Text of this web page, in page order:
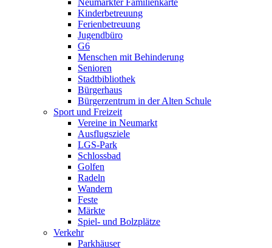
Neumarkter Familienkarte
Kinderbetreuung
Ferienbetreuung
Jugendbüro
G6
Menschen mit Behinderung
Senioren
Stadtbibliothek
Bürgerhaus
Bürgerzentrum in der Alten Schule
Sport und Freizeit
Vereine in Neumarkt
Ausflugsziele
LGS-Park
Schlossbad
Golfen
Radeln
Wandern
Feste
Märkte
Spiel- und Bolzplätze
Verkehr
Parkhäuser